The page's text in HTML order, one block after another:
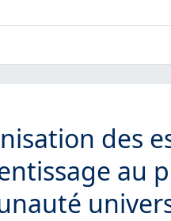
des
au